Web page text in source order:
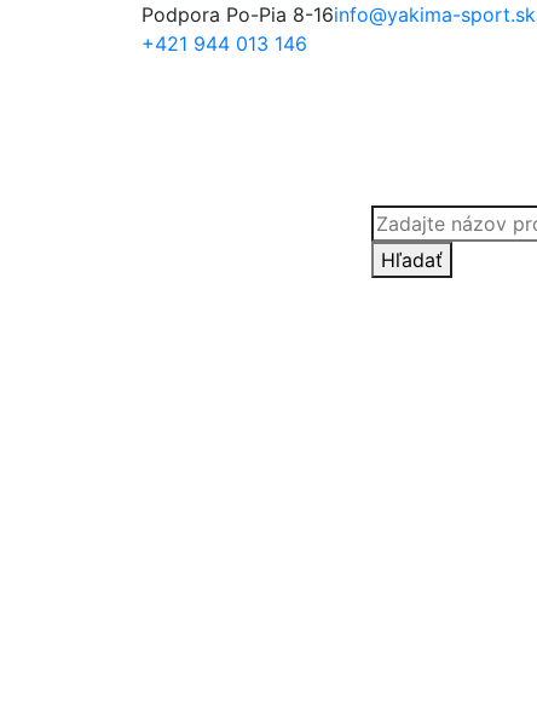
Podpora Po-Pia 8-16
+421 944 013 146
info@yakima-sport.sk
Products
search
Hľadať